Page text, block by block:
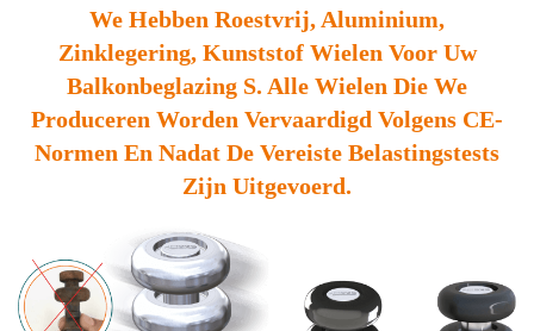
We Hebben Roestvrij, Aluminium,
Zinklegering, Kunststof Wielen Voor Uw
Balkonbeglazing S. Alle Wielen Die We
Produceren Worden Vervaardigd Volgens CE-
Normen En Nadat De Vereiste Belastingstests
Zijn Uitgevoerd.